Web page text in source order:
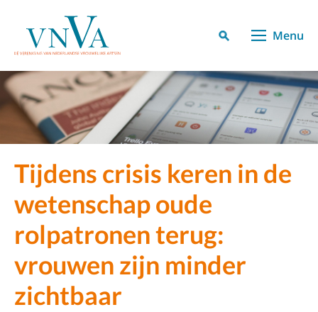
Menu
Tijdens crisis keren in de
wetenschap oude
rolpatronen terug:
vrouwen zijn minder
zichtbaar